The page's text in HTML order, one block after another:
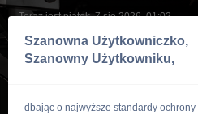
Teraz jest piątek, 7 sie 2026, 01:02
Szanowna Użytkowniczko,
Szanowny Użytkowniku,
dbając o najwyższe standardy